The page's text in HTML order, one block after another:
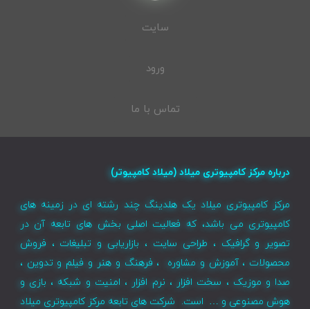
سایت
ورود
تماس با ما
درباره مرکز کامپیوتری میلاد (میلاد کامپیوتر)
مرکز کامپیوتری میلاد یک هلدینگ چند رشته ای در زمینه های
کامپیوتری می باشد، که فعالیت اصلی بخش های تابعه آن در
تصویر و گرافیک ، طراحی سایت ، بازاریابی و تبلیغات ، فروش
محصولات ، آموزش و مشاوره ، فرهنگ و هنر و فیلم و تدوین ،
صدا و موزیک ، سخت افزار ، نرم افزار ، امنیت و شبکه ، بازی و
هوش مصنوعی و … است. شرکت های تابعه مرکز کامپیوتری میلاد